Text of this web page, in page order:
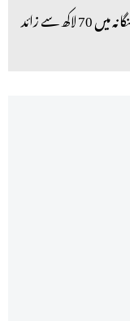
ووٹر لسٹ کا سب سے بڑا خطرہ ،تلنگانہ میں 70 لاکھ سے زائد